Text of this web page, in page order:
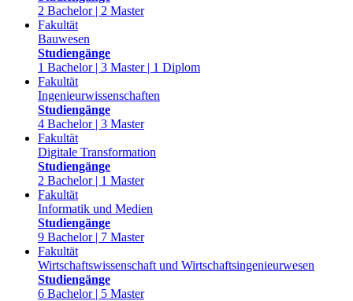
2 Bachelor | 2 Master
Fakultät
Bauwesen
Studiengänge
1 Bachelor | 3 Master | 1 Diplom
Fakultät
Ingenieurwissenschaften
Studiengänge
4 Bachelor | 3 Master
Fakultät
Digitale Transformation
Studiengänge
2 Bachelor | 1 Master
Fakultät
Informatik und Medien
Studiengänge
9 Bachelor | 7 Master
Fakultät
Wirtschaftswissenschaft und Wirtschaftsingenieurwesen
Studiengänge
6 Bachelor | 5 Master